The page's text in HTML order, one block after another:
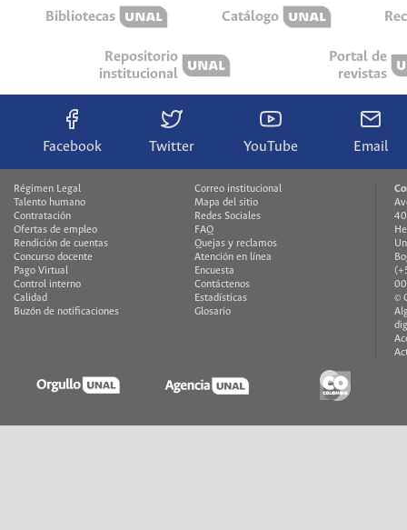
Bibliotecas Catálogo
Repositorio
institucional
Portal de
revistas
Facebook Twitter YouTube Email
Régimen Legal
Talento humano
Contratación
Ofertas de empleo
Rendición de cuentas
Concurso docente
Pago Virtual
Control interno
Calidad
Buzón de notificaciones
Correo institucional
Mapa del sitio
Redes Sociales
FAQ
Quejas y reclamos
Atención en línea
Encuesta
Contáctenos
Estadísticas
Glosario
©